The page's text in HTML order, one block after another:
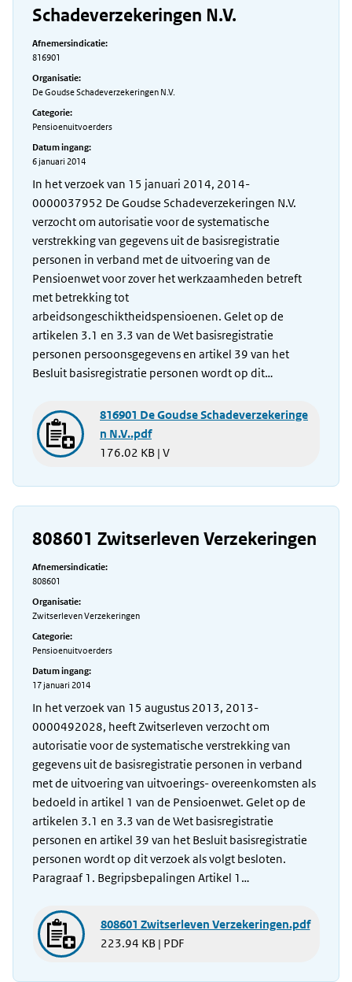
Schadeverzekeringen N.V.
Afnemersindicatie:
816901
Organisatie:
De Goudse Schadeverzekeringen N.V.
Categorie:
Pensioenuitvoerders
Datum ingang:
6 januari 2014
In het verzoek van 15 januari 2014, 2014-
0000037952 De Goudse Schadeverzekeringen N.V.
verzocht om autorisatie voor de systematische
verstrekking van gegevens uit de basisregistratie
personen in verband met de uitvoering van de
Pensioenwet voor zover het werkzaamheden betreft
met betrekking tot
arbeidsongeschiktheidspensioenen. Gelet op de
artikelen 3.1 en 3.3 van de Wet basisregistratie
personen persoonsgegevens en artikel 39 van het
Besluit basisregistratie personen wordt op dit…
816901 De Goudse Schadeverzekeringe
n N.V..pdf
176.02 KB | V
808601 Zwitserleven Verzekeringen
Afnemersindicatie:
808601
Organisatie:
Zwitserleven Verzekeringen
Categorie:
Pensioenuitvoerders
Datum ingang:
17 januari 2014
In het verzoek van 15 augustus 2013, 2013-
0000492028, heeft Zwitserleven verzocht om
autorisatie voor de systematische verstrekking van
gegevens uit de basisregistratie personen in verband
met de uitvoering van uitvoerings- overeenkomsten als
bedoeld in artikel 1 van de Pensioenwet. Gelet op de
artikelen 3.1 en 3.3 van de Wet basisregistratie
personen en artikel 39 van het Besluit basisregistratie
personen wordt op dit verzoek als volgt besloten.
Paragraaf 1. Begripsbepalingen Artikel 1…
808601 Zwitserleven Verzekeringen.pdf
223.94 KB | PDF